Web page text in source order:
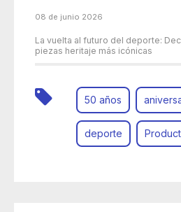
08 de junio 2026
La vuelta al futuro del deporte:
piezas heritaje más icónicas
50 años
deporte